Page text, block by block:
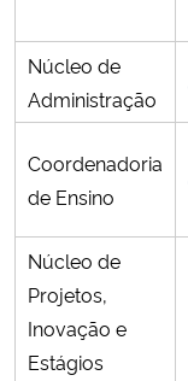
Ministério do Turismo
Ministério do
Controladoria-Geral da
Ministério da Mulher, da
Secretaria-Geral
Núcleo de
Administração
Coordenadoria
de Ensino
Núcleo de
Projetos,
Inovação e
Estágios